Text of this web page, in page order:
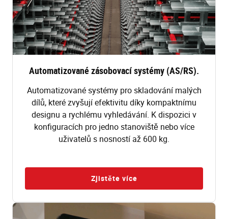
Automatizované zásobovací systémy (AS/RS).
Automatizované systémy pro skladování malých
dílů, které zvyšují efektivitu díky kompaktnímu
designu a rychlému vyhledávání. K dispozici v
konfiguracích pro jedno stanoviště nebo více
uživatelů s nosností až 600 kg.
Zjistěte více